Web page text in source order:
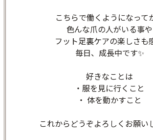
こちらで働くようになって
色んな爪の人がいる事や
フット足裏ケアの楽しさも
毎日、成長中です✨
好きなことは
・服を見に行くこと
・ 体を動かすこと
これからどうぞよろしくお願い